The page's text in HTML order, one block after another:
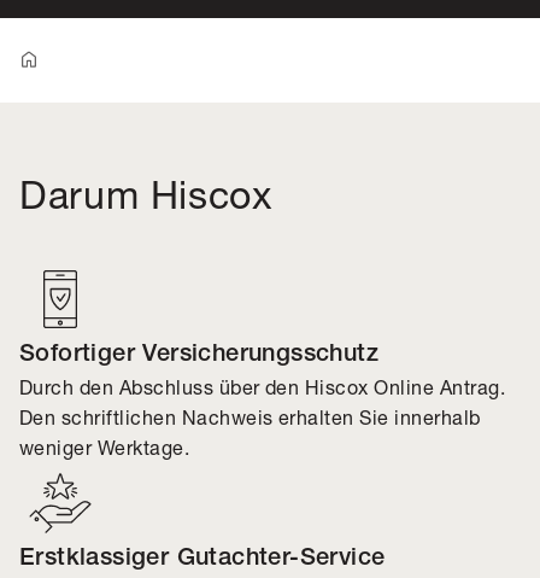
Darum Hiscox
Sofortiger Versicherungsschutz
Durch den Abschluss über den Hiscox Online Antrag.
Den schriftlichen Nachweis erhalten Sie innerhalb
weniger Werktage.
Erstklassiger Gutachter-Service